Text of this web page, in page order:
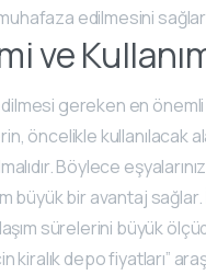
edilmesini
ve
gereken en
öncelikle kullanılacak
Böylece
büyük bir avantaj
sürelerini büyük
kiralık depo fiyatları”